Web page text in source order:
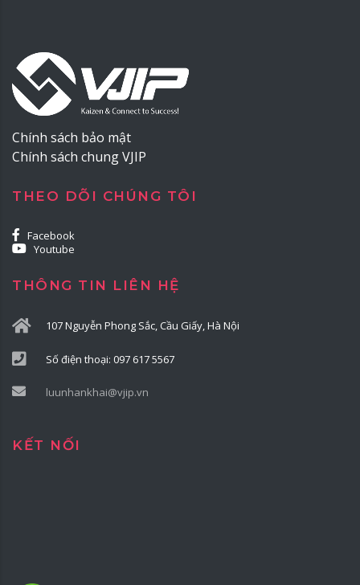
Chính sách bảo mật
Chính sách chung VJIP
THEO DÕI CHÚNG TÔI
Facebook
Youtube
THÔNG TIN LIÊN HỆ
107 Nguyễn Phong Sắc, Cầu Giấy, Hà Nội
Số điện thoại: 097 617 5567
luunhankhai@vjip.vn
KẾT NỐI